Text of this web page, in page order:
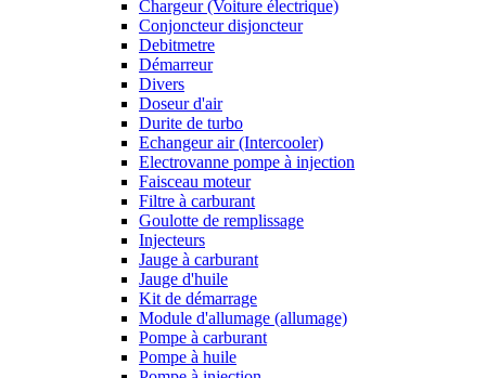
Chargeur (Voiture électrique)
Conjoncteur disjoncteur
Debitmetre
Démarreur
Divers
Doseur d'air
Durite de turbo
Echangeur air (Intercooler)
Electrovanne pompe à injection
Faisceau moteur
Filtre à carburant
Goulotte de remplissage
Injecteurs
Jauge à carburant
Jauge d'huile
Kit de démarrage
Module d'allumage (allumage)
Pompe à carburant
Pompe à huile